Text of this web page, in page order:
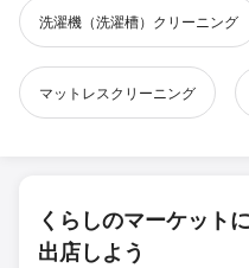
洗濯機（洗濯槽）クリーニング
マットレスクリーニング
くらしのマーケットに
出店しよう